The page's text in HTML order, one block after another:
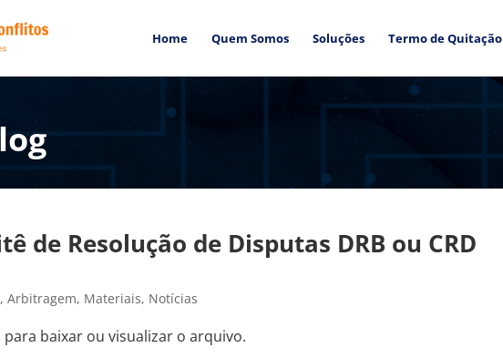
Home Quem Somos Soluções Termo de Quitação
de Resolução de Disputas DRB ou CRD
,Arbitragem, Materiais, Notícias
para baixar ou visualizar o arquivo.